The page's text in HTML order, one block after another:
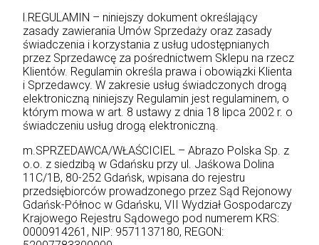
l.REGULAMIN – niniejszy dokument określający
zasady zawierania Umów Sprzedaży oraz zasady
świadczenia i korzystania z usług udostępnianych
przez Sprzedawcę za pośrednictwem Sklepu na rzecz
Klientów. Regulamin określa prawa i obowiązki Klienta
i Sprzedawcy. W zakresie usług świadczonych drogą
elektroniczną niniejszy Regulamin jest regulaminem, o
którym mowa w art. 8 ustawy z dnia 18 lipca 2002 r. o
świadczeniu usług drogą elektroniczną.
m.SPRZEDAWCA/WŁAŚCICIEL – Abrazo Polska Sp. z
o.o. z siedzibą w Gdańsku przy ul. Jaśkowa Dolina
11C/1B, 80-252 Gdańsk, wpisana do rejestru
przedsiębiorców prowadzonego przez Sąd Rejonowy
Gdańsk-Północ w Gdańsku, VII Wydział Gospodarczy
Krajowego Rejestru Sądowego pod numerem KRS:
0000914261, NIP: 9571137180, REGON: